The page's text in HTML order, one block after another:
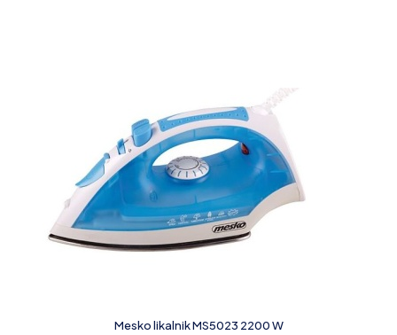
Mesko likalnik MS5023 2200 W